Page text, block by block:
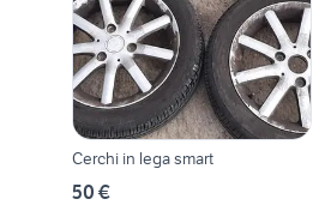
Cerchi in lega smart
50 €